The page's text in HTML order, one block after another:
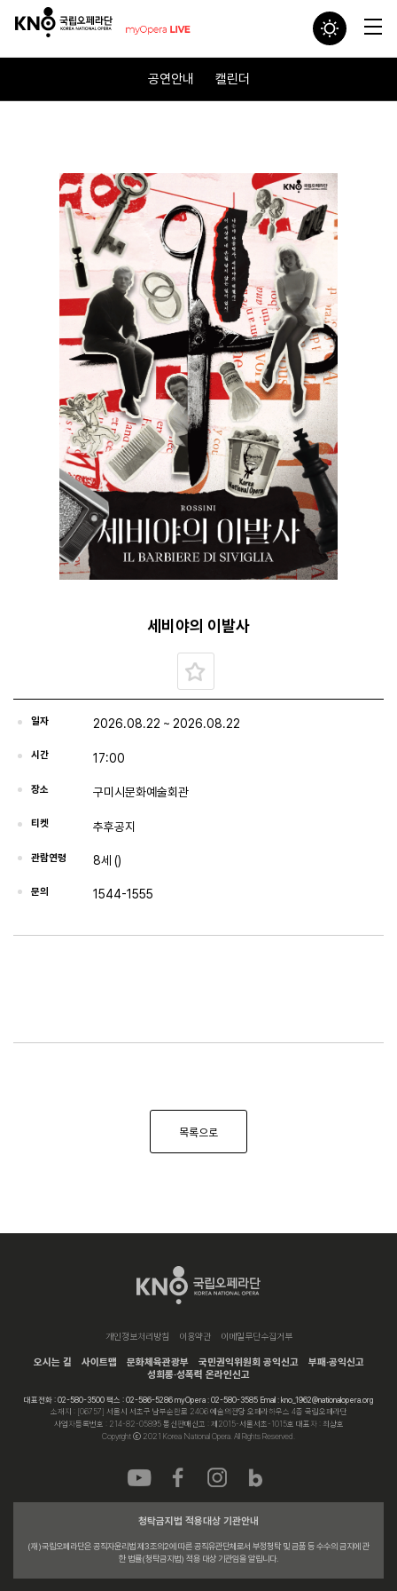
공연안내 캘린더
세비야의 이발사
일자 2026.08.22 ~ 2026.08.22
시간 17:00
장소 구미시문화예술회관
티켓 추후공지
관람연령 8세 ()
문의 1544-1555
목록으로
개인정보처리방침 이용약관 이메일무단수집거부
오시는 길 사이트맵 문화체육관광부 국민권익위원회 공익신고
부패·공익신고
성희롱·성폭력 온라인신고
대표전화 : 02-580-3500 팩스 : 02-586-5286 myOpera : 02-580-3585 Email : kno_1962@nationalopera.org
소재지 : [06757] 서울시 서초구 남부순환로 2406 예술의전당 오페라하우스 4층 국립오페라단
사업자등록번호 : 214-82-05895 통신판매신고 : 제2015-서울서초-1015호 대표자 : 최상호
Copyright ⓒ 2021 Korea National Opera. All Rights Reserved.
청탁금지법 적용대상 기관안내
(재)국립오페라단은 공직자윤리법 제3조의2에 따른 공직유관단체로서 부정청탁 및 금품 등 수수의 금지에 관
한 법률(청탁금지법) 적용 대상 기관임을 알립니다.